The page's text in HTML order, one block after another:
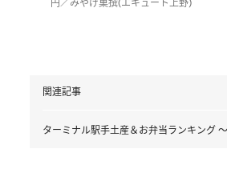
円／みやげ菓撰(エキュート上野)
関連記事
ターミナル駅手土産＆お弁当ランキング